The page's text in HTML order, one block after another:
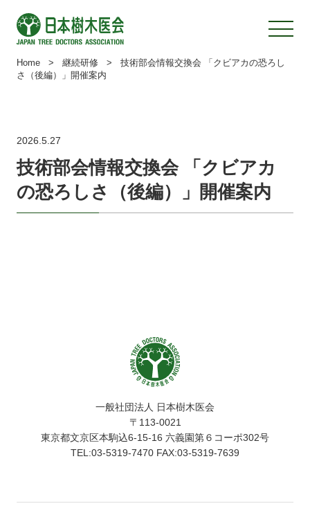
Home > 継続研修 >
技術部会情報交換会 「クビアカの恐ろし
さ（後編）」開催案内
2026.5.27
技術部会情報交換会 「クビアカ
の恐ろしさ（後編）」開催案内
一般社団法人 日本樹木医会
〒113-0021
東京都文京区本駒込6-15-16 六義園第６コーポ302号
TEL:03-5319-7470 FAX:03-5319-7639